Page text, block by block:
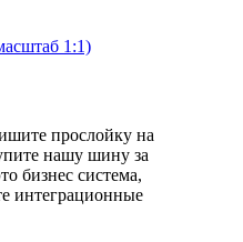
1:1)
прослойку на
нашу шину за
бизнес система,
интеграционные